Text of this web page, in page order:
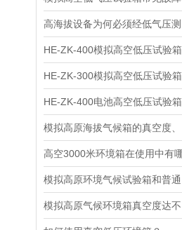
HE-ZK-400电池高空低压试验箱